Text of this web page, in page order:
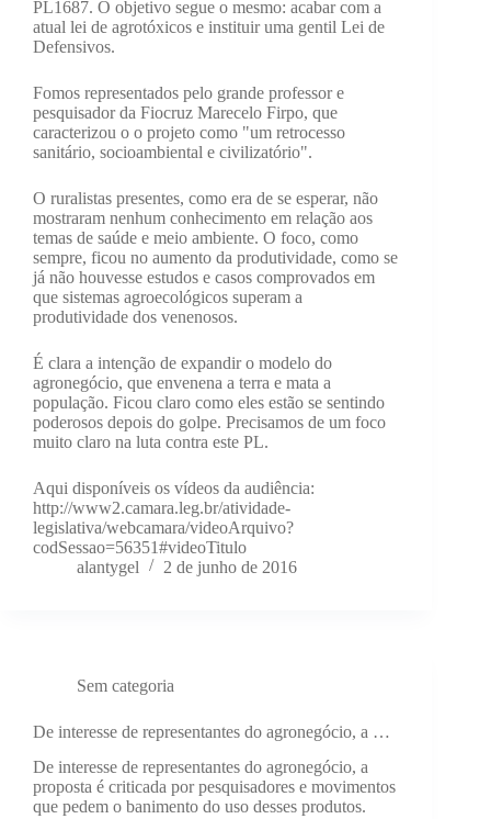
PL1687. O objetivo segue o mesmo: acabar com a
atual lei de agrotóxicos e instituir uma gentil Lei de
Defensivos.
Fomos representados pelo grande professor e
pesquisador da Fiocruz Marecelo Firpo, que
caracterizou o o projeto como "um retrocesso
sanitário, socioambiental e civilizatório".
O ruralistas presentes, como era de se esperar, não
mostraram nenhum conhecimento em relação aos
temas de saúde e meio ambiente. O foco, como
sempre, ficou no aumento da produtividade, como se
já não houvesse estudos e casos comprovados em
que sistemas agroecológicos superam a
produtividade dos venenosos.
É clara a intenção de expandir o modelo do
agronegócio, que envenena a terra e mata a
população. Ficou claro como eles estão se sentindo
poderosos depois do golpe. Precisamos de um foco
muito claro na luta contra este PL.
Aqui disponíveis os vídeos da audiência:
http://www2.camara.leg.br/atividade-
legislativa/webcamara/videoArquivo?
codSessao=56351#videoTitulo
alantygel
2 de junho de 2016
Sem categoria
De interesse de representantes do agronegócio, a …
De interesse de representantes do agronegócio, a
proposta é criticada por pesquisadores e movimentos
que pedem o banimento do uso desses produtos.